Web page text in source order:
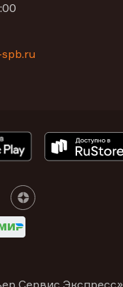
Сервис Экспресс»